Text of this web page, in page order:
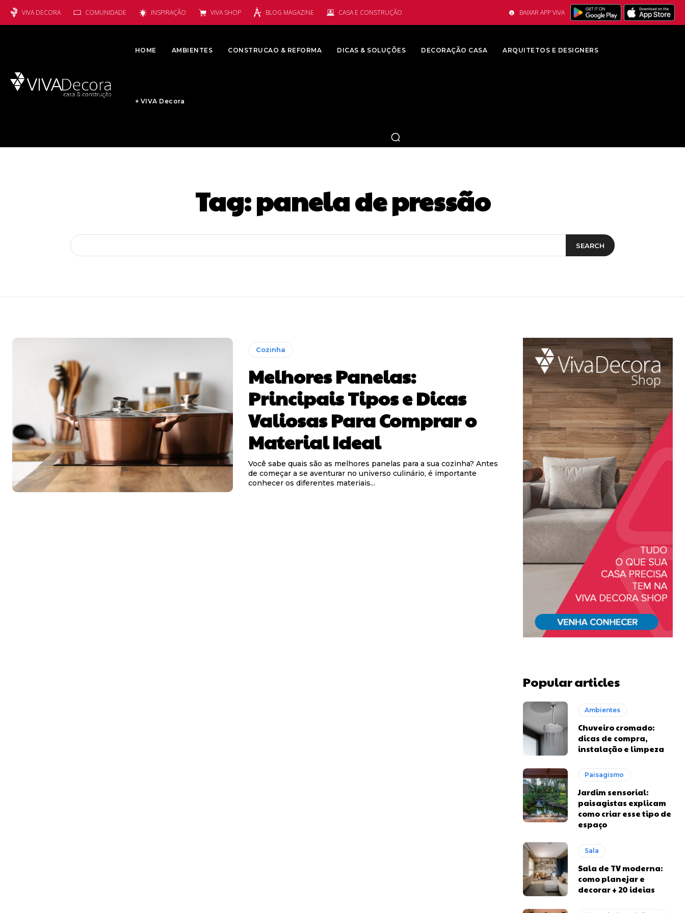
VIVA DECORA COMUNIDADE INSPIRAÇÃO VIVA SHOP BLOG MAGAZINE CASA E CONSTRUÇÃO BAIXAR APP VIVA
HOME AMBIENTES CONSTRUCAO & REFORMA DICAS & SOLUÇÕES DECORAÇÃO CASA ARQUITETOS E DESIGNERS
+ VIVA Decora
Tag:panela de pressão
SEARCH
Cozinha
Melhores Panelas:
Principais Tipos e Dicas
Valiosas Para Comprar o
Material Ideal
Você sabe quais são as melhores panelas para a sua cozinha? Antes
de começar a se aventurar no universo culinário, é importante
conhecer os diferentes materiais...
Popular articles
Ambientes
Chuveiro cromado:
dicas de compra,
instalação e limpeza
Paisagismo
Jardim sensorial:
paisagistas explicam
como criar esse tipo de
espaço
Sala
Sala de TV moderna:
como planejar e
decorar + 20 ideias